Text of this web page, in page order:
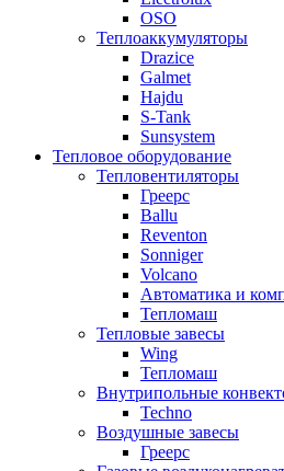
OSO
Теплоаккумуляторы
Drazice
Galmet
Hajdu
S-Tank
Sunsystem
Тепловое оборудование
Тепловентиляторы
Греерс
Ballu
Reventon
Sonniger
Volcano
Автоматика и
Тепломаш
Тепловые завесы
Wing
Тепломаш
Внутрипольные
Techno
Воздушные завесы
Греерс